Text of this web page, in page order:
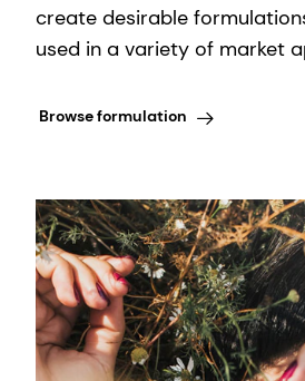
create desirable
used in a variety of market
Browse formulation